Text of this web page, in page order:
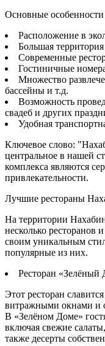
Основные
Расположение в
Большая
Современные
Гостиничные
Множество
бассейны и т.д.
Возможность
свадеб и других
Удобная
Ключевое слово:
центральное в нашей
комплекса являются
привлекательности.
Лучшие рестораны
На территории
несколько ресторанов
своим уникальным
популярные из них.
Ресторан «Зелёный
Этот ресторан
витражными окнами и
В «Зелёном Доме»
включая свежие
также десерты